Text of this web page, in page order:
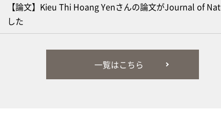
【論文】Kieu Thi Hoang Yenさんの論文がJournal of
した
一覧はこちら